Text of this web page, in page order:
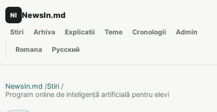
NI NewsIn.md
Stiri Arhiva Explicatii Teme Cronologii Admin
Romana Русский
NewsIn.md /Stiri /
Program online de inteligență artificială pentru elevi